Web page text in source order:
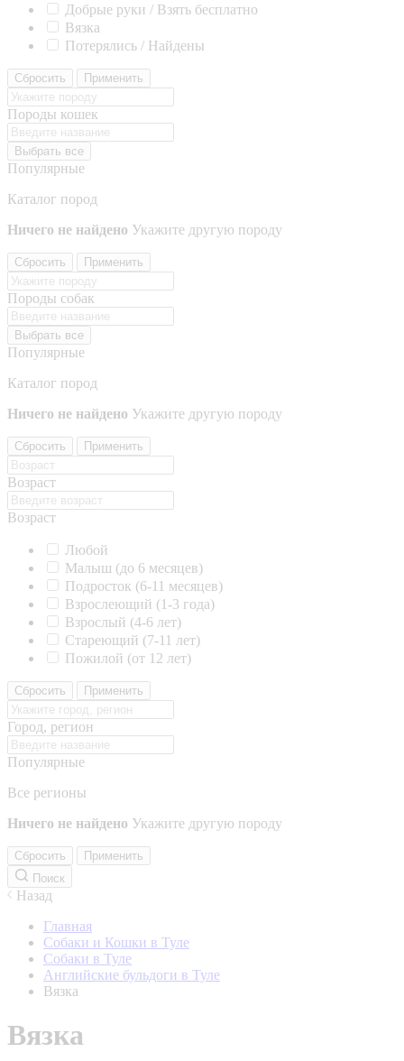
Добрые руки / Взять бесплатно
Вязка
Потерялись / Найдены
Сбросить Применить
Породы кошек
Выбрать все
Популярные
Каталог пород
Ничего не найдено Укажите другую породу
Сбросить Применить
Породы собак
Выбрать все
Популярные
Каталог пород
Ничего не найдено Укажите другую породу
Сбросить Применить
Возраст
Возраст
Любой
Малыш (до 6 месяцев)
Подросток (6-11 месяцев)
Взрослеющий (1-3 года)
Взрослый (4-6 лет)
Стареющий (7-11 лет)
Пожилой (от 12 лет)
Сбросить Применить
Город, регион
Популярные
Все регионы
Ничего не найдено Укажите другую породу
Сбросить
Применить
Поиск
Назад
Главная
Собаки и Кошки в Туле
Собаки в Туле
Английские бульдоги в Туле
Вязка
Вязка